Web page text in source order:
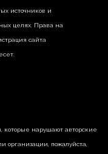
источников и
целях. Права на
сайта
нарушают авторские
пожалуйста,